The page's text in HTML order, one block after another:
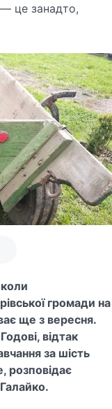
— це занадто,
громади на
ще з вересня.
відтак
за шість
розповідає